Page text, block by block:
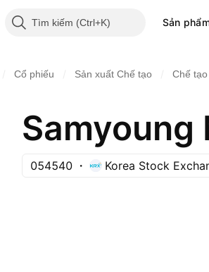
Tìm kiếm Sản
Cổ phiếu Sản xuất Chế tạo Chế
Samyoung
054540 Korea Stock